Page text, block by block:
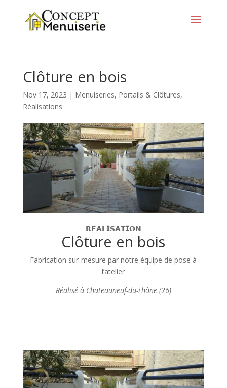
Clôture en bois
Nov 17, 2023 | Menuiseries, Portails & Clôtures,
Réalisations
𝗥𝗘𝗔𝗟𝗜𝗦𝗔𝗧𝗜𝗢𝗡
Clôture en bois
Fabrication sur-mesure par notre équipe de pose à
l’atelier
Réalisé à Chateauneuf-du-rhône (26)